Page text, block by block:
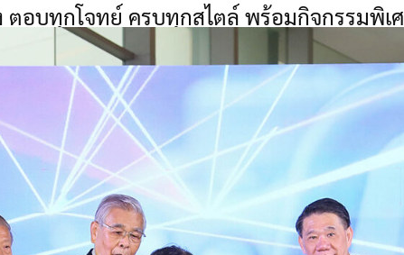
อบทุกโจทย์ ครบทุกสไตล์ พร้อมกิจกรรมพิเ